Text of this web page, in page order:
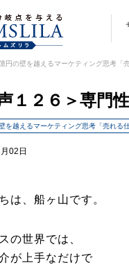
円の壁を越えるマーケティング思考「
１２６＞専門
を越えるマーケティング思考「売れる
02日
は、船ヶ山です。
の世界では、
が上手なだけで